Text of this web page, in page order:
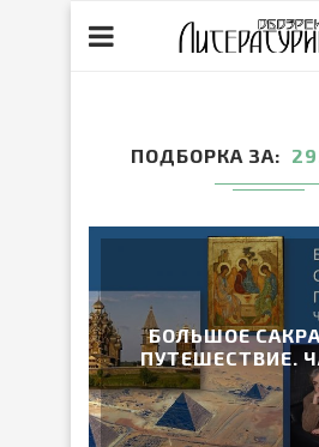
ПОДБОРКА ЗА
БОЛЬШОЕ
ПУТЕШЕСТВИЕ.